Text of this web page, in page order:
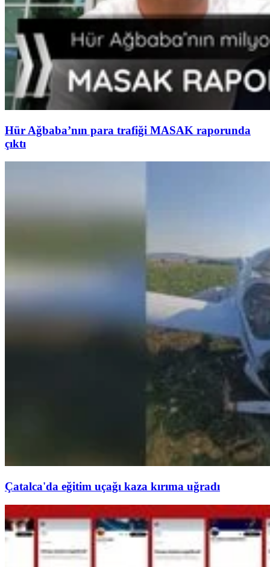
Hür Ağbaba’nın para trafiği MASAK raporunda
çıktı
Çatalca'da eğitim uçağı kaza kırıma uğradı